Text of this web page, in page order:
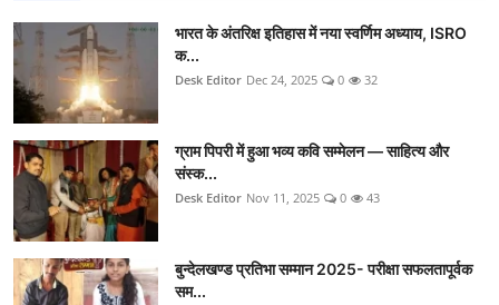
भारत के अंतरिक्ष इतिहास में नया स्वर्णिम अध्याय, ISRO
क...
Desk Editor Dec 24, 2025 0 32
ग्राम पिपरी में हुआ भव्य कवि सम्मेलन — साहित्य और
संस्क...
Desk Editor Nov 11, 2025 0 43
बुन्देलखण्ड प्रतिभा सम्मान 2025- परीक्षा सफलतापूर्वक
सम...